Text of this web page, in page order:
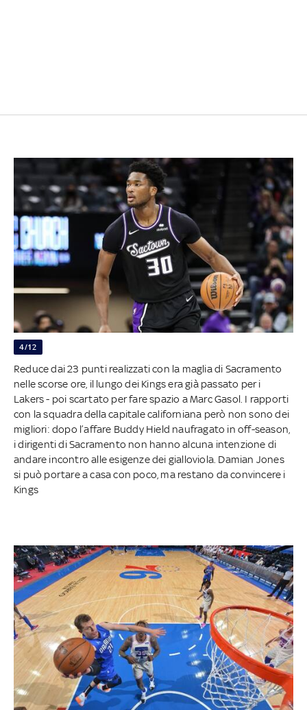
4/12
Reduce dai 23 punti realizzati con la maglia di Sacramento
nelle scorse ore, il lungo dei Kings era già passato per i
Lakers - poi scartato per fare spazio a Marc Gasol. I rapporti
con la squadra della capitale californiana però non sono dei
migliori: dopo l’affare Buddy Hield naufragato in off-season,
i dirigenti di Sacramento non hanno alcuna intenzione di
andare incontro alle esigenze dei gialloviola. Damian Jones
si può portare a casa con poco, ma restano da convincere i
Kings